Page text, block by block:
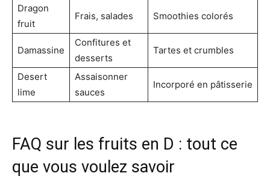
Dragon
fruit
Frais, salades Smoothies colorés
Damassine
Confitures et
desserts
Tartes et crumbles
Desert
lime
Assaisonner
sauces
Incorporé en pâtisserie
FAQ sur les fruits en D : tout ce
que vous voulez savoir